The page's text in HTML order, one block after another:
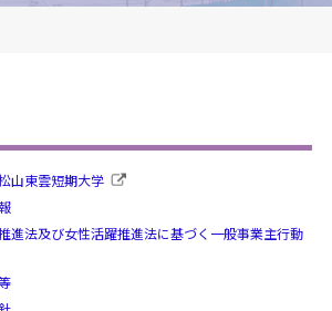
山東雲短期大学
進法及び女性活躍推進法に基づく一般事業主行動